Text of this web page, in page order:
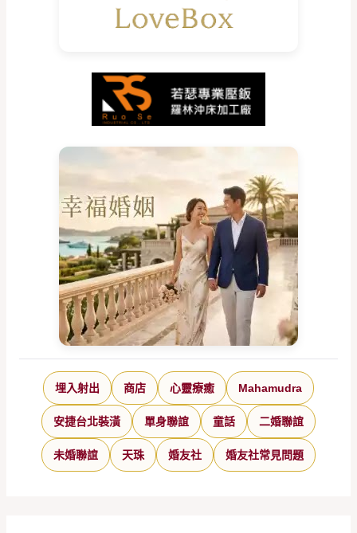
埋入射出 商店 心靈療癒 Mahamudra
安捷台北裝潢 單身聯誼 童話 二婚聯誼
未婚聯誼 天珠 婚友社 婚友社常見問題